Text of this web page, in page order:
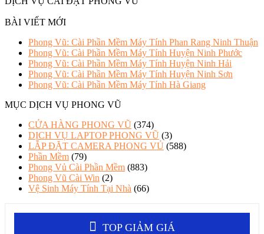
BÀI VIẾT MỚI
Phong Vũ: Cài Phần Mềm Máy Tính Phan Rang Ninh Thuận
Phong Vũ: Cài Phần Mềm Máy Tính Huyện Ninh Phước
Phong Vũ: Cài Phần Mềm Máy Tính Huyện Ninh Hải
Phong Vũ: Cài Phần Mềm Máy Tính Huyện Ninh Sơn
Phong Vũ: Cài Phần Mềm Máy Tính Hà Giang
MỤC DỊCH VỤ PHONG VŨ
CỬA HÀNG PHONG VŨ (374)
DỊCH VỤ LAPTOP PHONG VŨ (3)
LẮP ĐẶT CAMERA PHONG VỦ (588)
Phần Mềm (79)
Phong Vủ Cài Phần Mềm (883)
Phong Vũ Cài Win (2)
Vệ Sinh Máy Tính Tại Nhà (66)
TOP GIẢM GIÁ